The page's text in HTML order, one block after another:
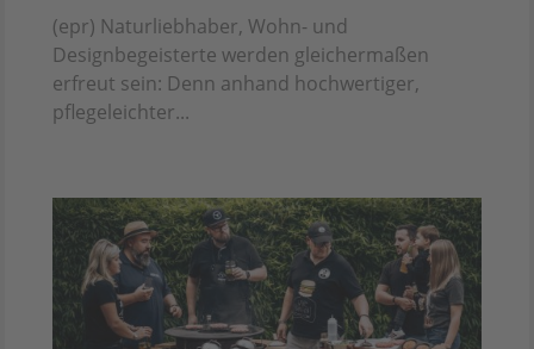
(epr) Naturliebhaber, Wohn- und
Designbegeisterte werden gleichermaßen
erfreut sein: Denn anhand hochwertiger,
pflegeleichter...